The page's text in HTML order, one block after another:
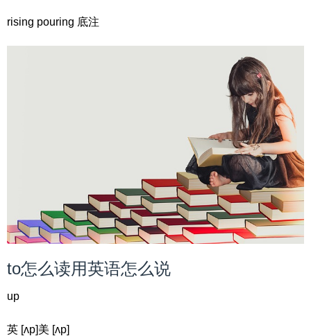
rising pouring 底注
to怎么读用英语怎么说
up
英 [ʌp]美 [ʌp]